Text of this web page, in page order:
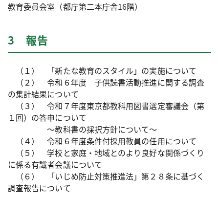
教育委員会室（都庁第二本庁舎16階）
3 報告
（１） 「新たな教育のスタイル」の実施について
（２） 令和６年度 子供読書活動推進に関する調査
の集計結果について
（３） 令和７年度東京都教科用図書選定審議会（第
１回）の答申について
～教科書の採択方針について～
（４） 令和６年度条件付採用教員の任用について
（５） 学校と家庭・地域とのより良好な関係づくり
に係る有識者会議について
（６） 「いじめ防止対策推進法」第２８条に基づく
調査報告について